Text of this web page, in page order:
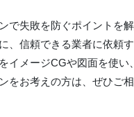
で失敗を防ぐポイントを解
、信頼できる業者に依頼す
イメージCGや図面を使
をお考えの方は、ぜひご相